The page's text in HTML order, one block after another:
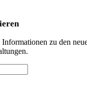
zu den